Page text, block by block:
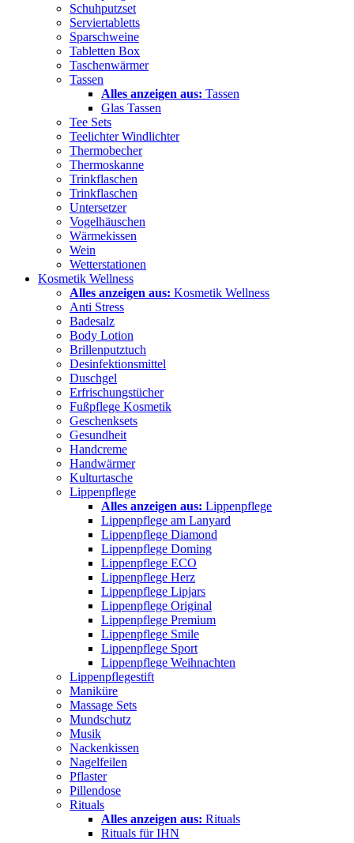
Schuhputzset
Serviertabletts
Sparschweine
Tabletten Box
Taschenwärmer
Tassen
Alles anzeigen aus: Tassen
Glas Tassen
Tee Sets
Teelichter Windlichter
Thermobecher
Thermoskanne
Trinkflaschen
Trinkflaschen
Untersetzer
Vogelhäuschen
Wärmekissen
Wein
Wetterstationen
Kosmetik Wellness
Alles anzeigen aus: Kosmetik Wellness
Anti Stress
Badesalz
Body Lotion
Brillenputztuch
Desinfektionsmittel
Duschgel
Erfrischungstücher
Fußpflege Kosmetik
Geschenksets
Gesundheit
Handcreme
Handwärmer
Kulturtasche
Lippenpflege
Alles anzeigen aus: Lippenpflege
Lippenpflege am Lanyard
Lippenpflege Diamond
Lippenpflege Doming
Lippenpflege ECO
Lippenpflege Herz
Lippenpflege Lipjars
Lippenpflege Original
Lippenpflege Premium
Lippenpflege Smile
Lippenpflege Sport
Lippenpflege Weihnachten
Lippenpflegestift
Maniküre
Massage Sets
Mundschutz
Musik
Nackenkissen
Nagelfeilen
Pflaster
Pillendose
Rituals
Alles anzeigen aus: Rituals
Rituals für IHN